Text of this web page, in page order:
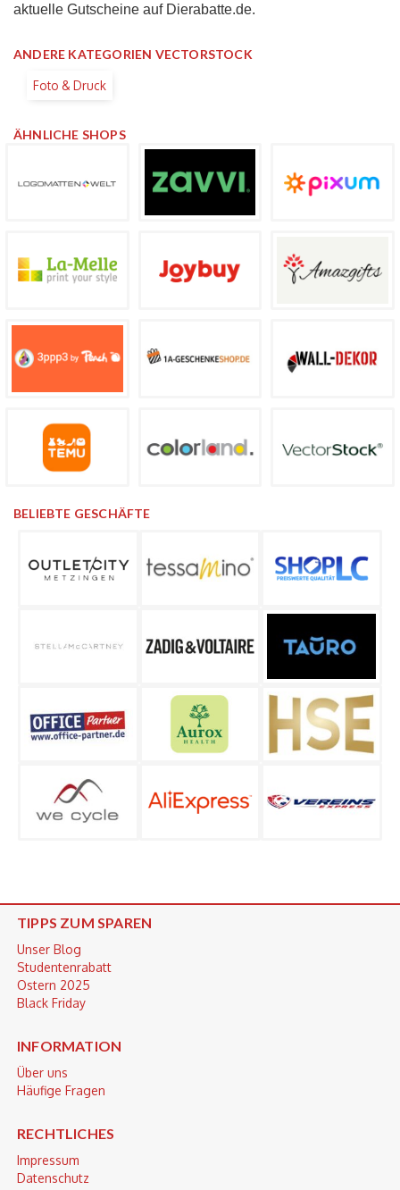
aktuelle Gutscheine auf Dierabatte.de.
ANDERE KATEGORIEN VECTORSTOCK
Foto & Druck
ÄHNLICHE SHOPS
BELIEBTE GESCHÄFTE
TIPPS ZUM SPAREN
Unser Blog
Studentenrabatt
Ostern 2025
Black Friday
INFORMATION
Über uns
Häufige Fragen
RECHTLICHES
Impressum
Datenschutz